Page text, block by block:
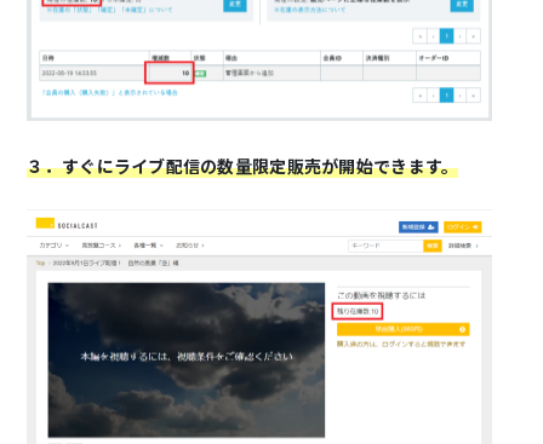
３．すぐにライブ配信の数量限定販売が開始できます。